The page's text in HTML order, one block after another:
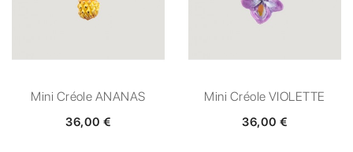
Mini Créole ANANAS
36,00 €
Mini Créole VIOLETTE
36,00 €